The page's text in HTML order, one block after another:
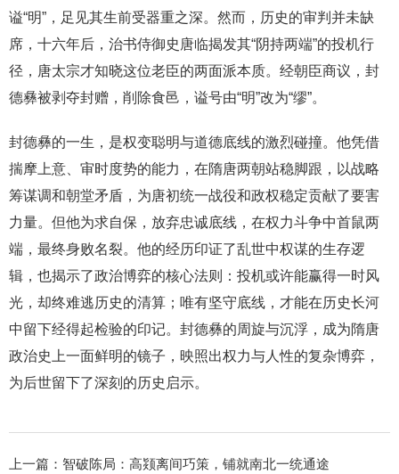
谥“明”，足见其生前受器重之深。然而，历史的审判并未缺
席，十六年后，治书侍御史唐临揭发其“阴持两端”的投机行
径，唐太宗才知晓这位老臣的两面派本质。经朝臣商议，封
德彝被剥夺封赠，削除食邑，谥号由“明”改为“缪”。
封德彝的一生，是权变聪明与道德底线的激烈碰撞。他凭借
揣摩上意、审时度势的能力，在隋唐两朝站稳脚跟，以战略
筹谋调和朝堂矛盾，为唐初统一战役和政权稳定贡献了要害
力量。但他为求自保，放弃忠诚底线，在权力斗争中首鼠两
端，最终身败名裂。他的经历印证了乱世中权谋的生存逻
辑，也揭示了政治博弈的核心法则：投机或许能赢得一时风
光，却终难逃历史的清算；唯有坚守底线，才能在历史长河
中留下经得起检验的印记。封德彝的周旋与沉浮，成为隋唐
政治史上一面鲜明的镜子，映照出权力与人性的复杂博弈，
为后世留下了深刻的历史启示。
上一篇： 智破陈局：高颎离间巧策，铺就南北一统通途